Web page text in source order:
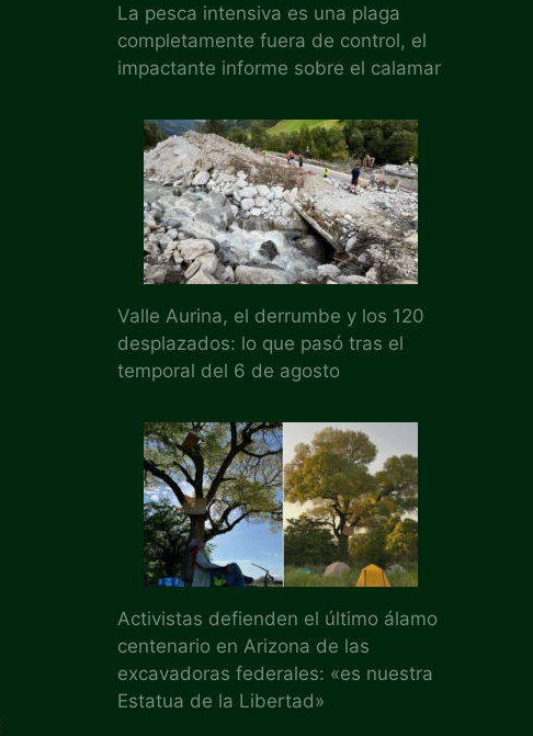
La pesca intensiva es una plaga
completamente fuera de control, el
impactante informe sobre el calamar
Valle Aurina, el derrumbe y los 120
desplazados: lo que pasó tras el
temporal del 6 de agosto
Activistas defienden el último álamo
centenario en Arizona de las
excavadoras federales: «es nuestra
Estatua de la Libertad»